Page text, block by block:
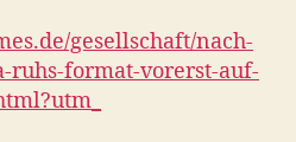
gesellschaft/nach-
ruhs-format-vorerst-auf-